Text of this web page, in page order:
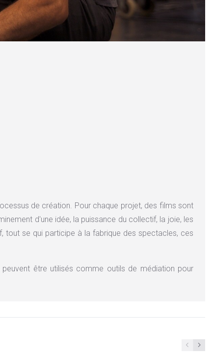
de création. Pour chaque projet, des films sont
d'une idée, la puissance du collectif, la joie, les
tout se qui participe à la fabrique des spectacles, ces
être utilisés comme outils de médiation pour